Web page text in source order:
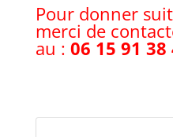
Pour donner
merci de
au : 06 15 91 38